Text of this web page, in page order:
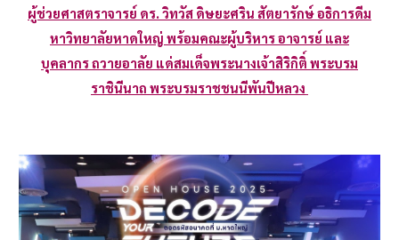
ผู้ช่วยศาสตราจารย์ ดร. วิทวัส ดิษยะศริน สัตยารักษ์ อธิการดีม
หาวิทยาลัยหาดใหญ่ พร้อมคณะผู้บริหาร อาจารย์ และ
บุคลากร ถวายอาลัย แด่สมเด็จพระนางเจ้าสิริกิติ์ พระบรม
ราชินีนาถ พระบรมราชชนนีพันปีหลวง